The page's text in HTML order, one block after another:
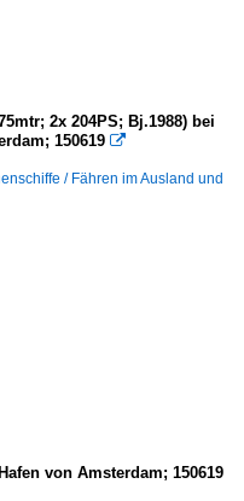
2x 204PS; Bj.1988) bei
150619 
/ Fähren im Ausland und
von Amsterdam; 150619